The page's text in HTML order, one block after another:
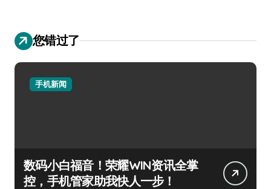
您错过了
手机新闻
数码小白福音！荣耀WIN资讯全掌
控，手机管家助我快人一步！